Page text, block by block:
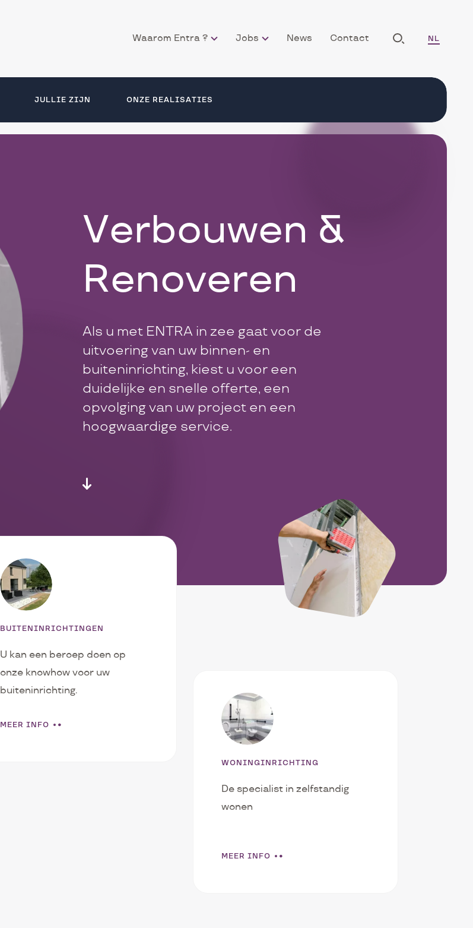
secundaire
Waarom Entra ? Jobs News Contact
JULLIE ZIJN ONZE REALISATIES
Afficher
LANG_NAV
NL
Verbouwen &
Renoveren
Als u met ENTRA in zee gaat voor de
uitvoering van uw binnen- en
buiteninrichting, kiest u voor een
duidelijke en snelle offerte, een
opvolging van uw project en een
hoogwaardige service.
BUITENINRICHTINGEN
U kan een beroep doen op
onze knowhow voor uw
buiteninrichting.
MEER INFO
WONINGINRICHTING
De specialist in zelfstandig
wonen
MEER INFO